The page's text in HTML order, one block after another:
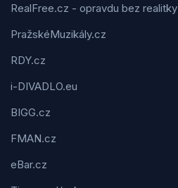
RealFree.cz - opravdu bez realitky
PražskéMuzikály.cz
RDY.cz
i-DIVADLO.eu
BIGG.cz
FMAN.cz
eBar.cz